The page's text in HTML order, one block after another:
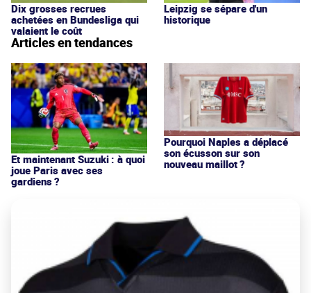
Dix grosses recrues
achetées en Bundesliga qui
valaient le coût
Leipzig se sépare d'un
historique
Articles en tendances
Et maintenant Suzuki : à quoi
joue Paris avec ses
gardiens ?
Pourquoi Naples a déplacé
son écusson sur son
nouveau maillot ?